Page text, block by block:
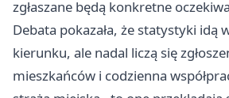
zgłaszane będą konkretne
Debata pokazała, że statystyki idą
kierunku, ale nadal liczą się
mieszkańców i codzienna